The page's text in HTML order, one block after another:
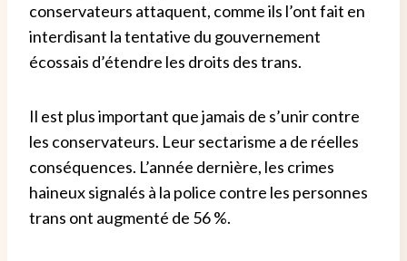
conservateurs attaquent, comme ils l’ont fait en
interdisant la tentative du gouvernement
écossais d’étendre les droits des trans.
Il est plus important que jamais de s’unir contre
les conservateurs. Leur sectarisme a de réelles
conséquences. L’année dernière, les crimes
haineux signalés à la police contre les personnes
trans ont augmenté de 56 %.